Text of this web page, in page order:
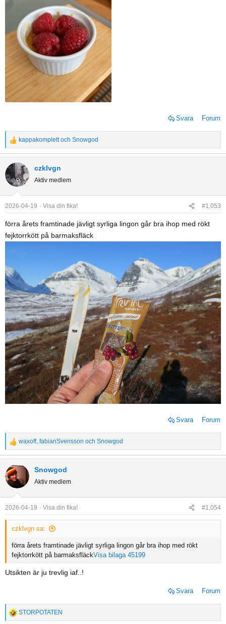
Svara Forum
R
e
a
c
t
i
o
n
s
:
kappakomplettoch Snowgod
czklvgn
Aktiv medlem
2026-04-19 Visa din fika! #1,053
förra årets framtinade jävligt syrliga lingon går bra ihop med rökt
fejktorrkött på barmaksfläck
Svara Forum
R
e
a
c
t
i
o
n
waxoff, fabianSvensson och Snowgod
Snowgod
Aktiv medlem
2026-04-19 Visa din fika! #1,054
czklvgn sa:
förra årets framtinade jävligt syrliga lingon går bra ihop med rökt
fejktorrkött på barmaksfläckVisa bilaga 45199
Utsikten är ju trevlig iaf..!
Svara Forum
R
STORPOTATEN